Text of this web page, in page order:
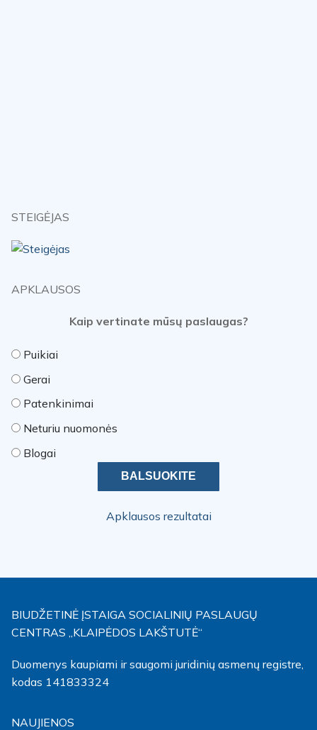
STEIGĖJAS
APKLAUSOS
Kaip vertinate mūsų paslaugas?
Puikiai
Gerai
Patenkinimai
Neturiu nuomonės
Blogai
Apklausos rezultatai
BIUDŽETINĖ ĮSTAIGA SOCIALINIŲ PASLAUGŲ
CENTRAS „KLAIPĖDOS LAKŠTUTĖ“
Duomenys kaupiami ir saugomi juridinių asmenų registre,
kodas 141833324
NAUJIENOS